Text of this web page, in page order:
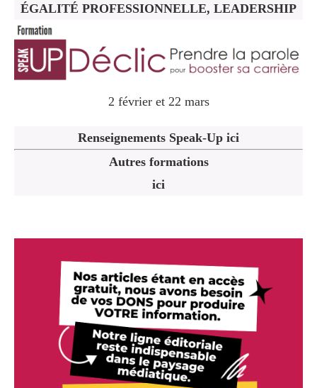
ÉGALITÉ PROFESSIONNELLE, LEADERSHIP
2 février et 22 mars
Renseignements Speak-Up ici
Autres formations
ici